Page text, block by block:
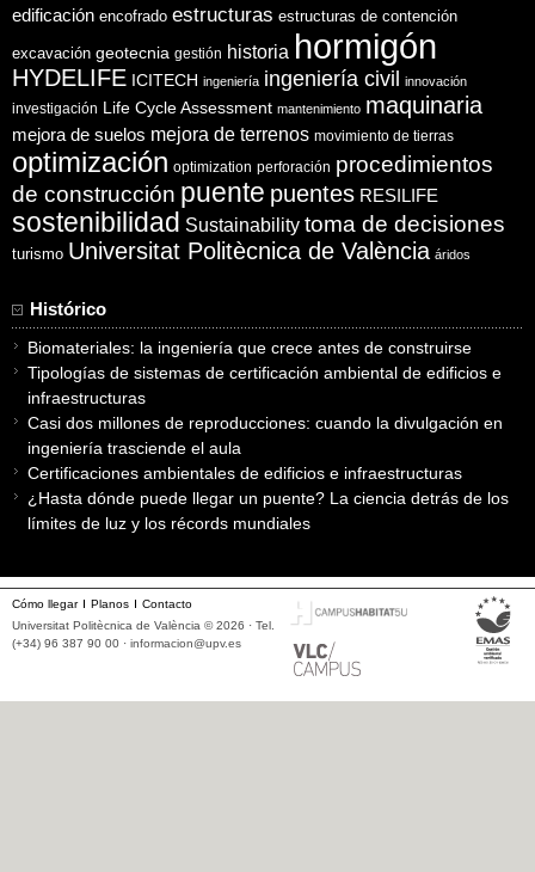
edificación encofrado estructuras estructuras de contención
excavación geotecnia gestión historia hormigón
HYDELIFE ICITECH ingeniería ingeniería civil innovación
investigación Life Cycle Assessment mantenimiento maquinaria
mejora de suelos mejora de terrenos movimiento de tierras
optimización optimization perforación procedimientos
de construcción puente puentes RESILIFE
sostenibilidad Sustainability toma de decisiones
turismo Universitat Politècnica de València áridos
Histórico
Biomateriales: la ingeniería que crece antes de construirse
Tipologías de sistemas de certificación ambiental de edificios e
infraestructuras
Casi dos millones de reproducciones: cuando la divulgación en
ingeniería trasciende el aula
Certificaciones ambientales de edificios e infraestructuras
¿Hasta dónde puede llegar un puente? La ciencia detrás de los
límites de luz y los récords mundiales
Cómo llegar Planos
Contacto
Universitat Politècnica de València © 2026 · Tel.
(+34) 96 387 90 00 · informacion@upv.es